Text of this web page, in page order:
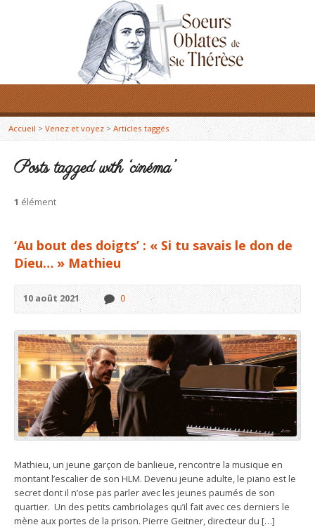
Accueil> Venez et voyez > Articles taggés
Posts tagged with ‘cinéma’
1 élément
‘Au bout des doigts’ : « Si tu savais le don de
Dieu… » Mathieu
10 août 2021 0
Mathieu, un jeune garçon de banlieue, rencontre la musique en
montant l’escalier de son HLM. Devenu jeune adulte, le piano est le
secret dont il n’ose pas parler avec les jeunes paumés de son
quartier. Un des petits cambriolages qu’il fait avec ces derniers le
mène aux portes de la prison. Pierre Geitner, directeur du […]